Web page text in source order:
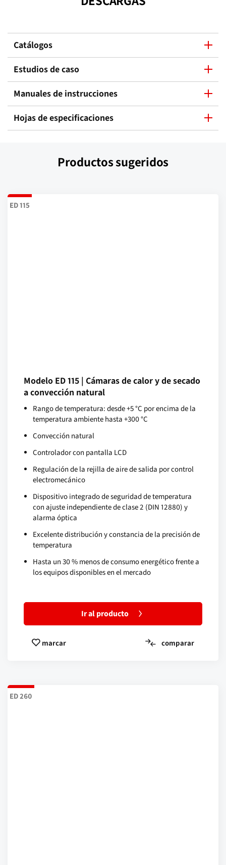
Catálogos
Estudios de caso
Manuales de instrucciones
Hojas de especificaciones
Productos sugeridos
ED 115
Modelo ED 115 | Cámaras de calor y de secado
a convección natural
Rango de temperatura: desde +5 °C por encima de la
temperatura ambiente hasta +300 °C
Convección natural
Controlador con pantalla LCD
Regulación de la rejilla de aire de salida por control
electromecánico
Dispositivo integrado de seguridad de temperatura
con ajuste independiente de clase 2 (DIN 12880) y
alarma óptica
Excelente distribución y constancia de la precisión de
temperatura
Hasta un 30 % menos de consumo energético frente a
los equipos disponibles en el mercado
Ir al producto
marcar comparar
ED 260